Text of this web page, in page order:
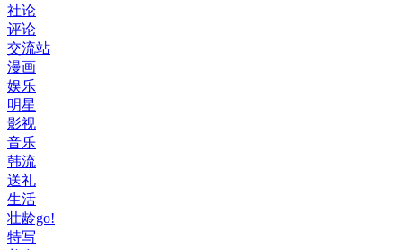
社论
评论
交流站
漫画
娱乐
明星
影视
音乐
韩流
送礼
生活
壮龄go!
特写